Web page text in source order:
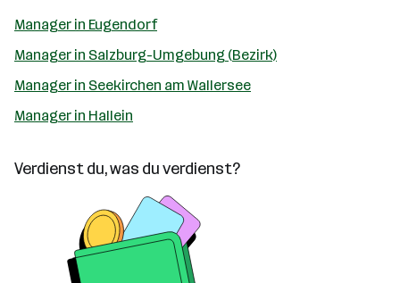
Manager in Eugendorf
Manager in Salzburg-Umgebung (Bezirk)
Manager in Seekirchen am Wallersee
Manager in Hallein
Verdienst du, was du verdienst?